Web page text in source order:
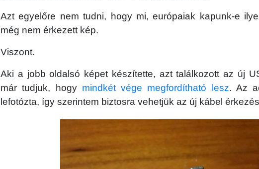
Azt egyelőre nem tudni, hogy mi, európaiak kapunk-e
még nem érkezett kép.
Viszont.
Aki a jobb oldalsó képet készítette, azt találkozott az új
már tudjuk, hogy mindkét vége megfordítható lesz. Az
lefotózta, így szerintem biztosra vehetjük az új kábel